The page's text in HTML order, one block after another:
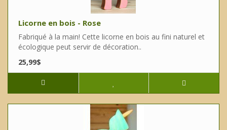
Licorne en bois - Rose
Fabriqué à la main! Cette licorne en bois au fini naturel et
écologique peut servir de décoration..
25,99$